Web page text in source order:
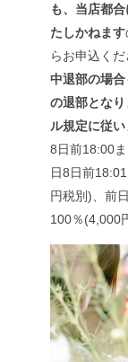
も、当店都
たしかねます
らお申込くだ
中退部の場
の退部とな
ル規定に従い
8日前18:00
日8日前
円税別)、前
100％(4,000